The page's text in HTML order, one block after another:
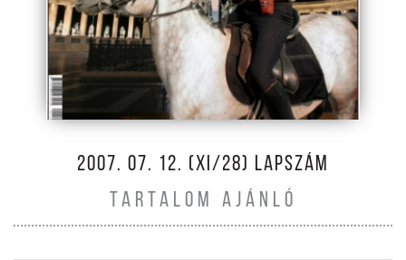
2007. 07. 12. (XI/28) LAPSZÁM
TARTALOM AJÁNLÓ